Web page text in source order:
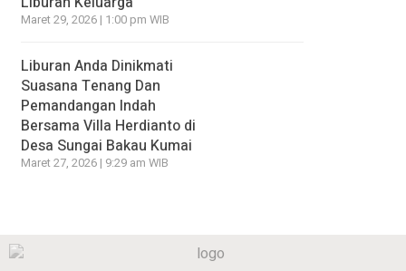
Maret 29, 2026 | 1:00 pm WIB
Liburan Anda Dinikmati
Suasana Tenang Dan
Pemandangan Indah
Bersama Villa Herdianto di
Desa Sungai Bakau Kumai
Maret 27, 2026 | 9:29 am WIB